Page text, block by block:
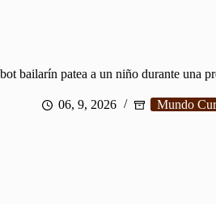
bailarín patea a un niño durante una
06, 9, 2026 Mundo